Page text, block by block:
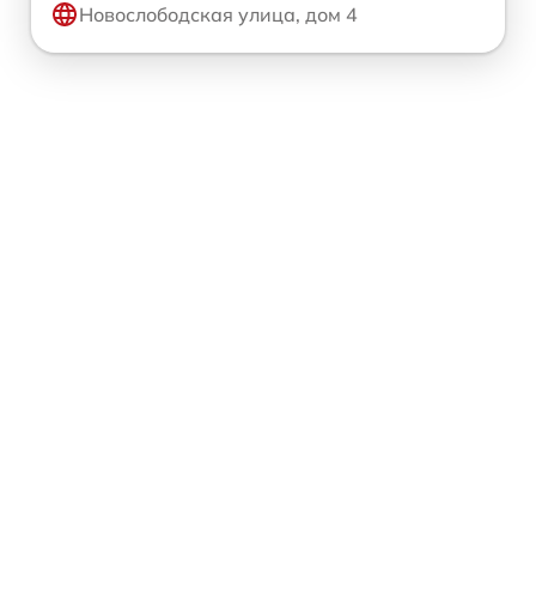
Новослободская улица, дом 4